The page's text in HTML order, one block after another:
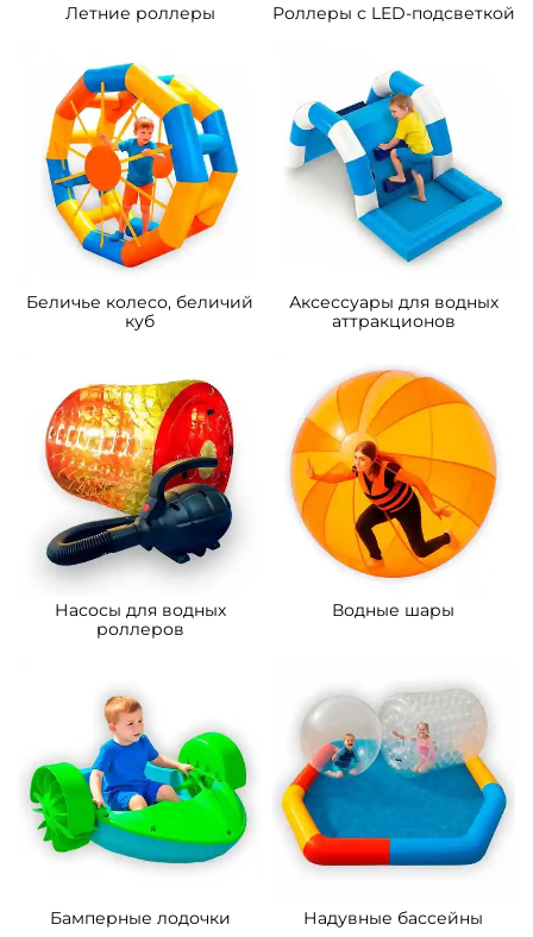
Летние роллеры Роллеры с LED-подсветкой
Беличье колесо, беличий
куб
Аксессуары для водных
аттракционов
Насосы для водных
роллеров
Водные шары
Бамперные лодочки Надувные бассейны